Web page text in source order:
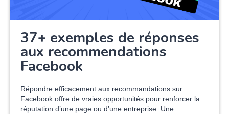
37+ exemples de réponses
aux recommendations
Facebook
Répondre efficacement aux recommandations sur
Facebook offre de vraies opportunités pour renforcer la
réputation d’une page ou d’une entreprise. Une